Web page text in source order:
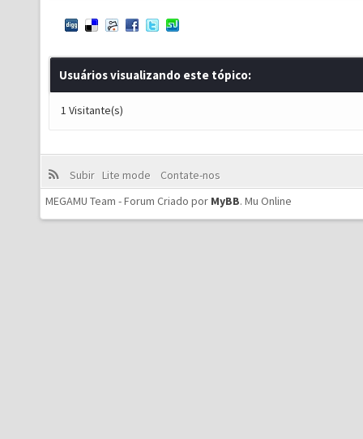
Usuários visualizando este tópico:
1 Visitante(s)
Subir Lite mode
Contate-nos
MEGAMU Team - Forum Criado por MyBB. Mu Online